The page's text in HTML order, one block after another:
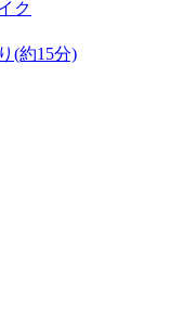
ク
(約15分)